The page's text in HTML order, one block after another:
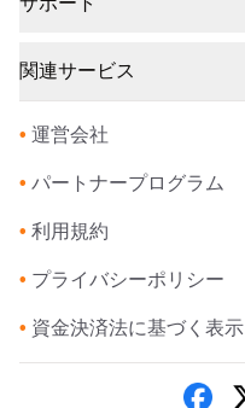
関連サービス
• 運営会社
• パートナープログラム
• 利用規約
• プライバシーポリシー
• 資金決済法に基づく表示